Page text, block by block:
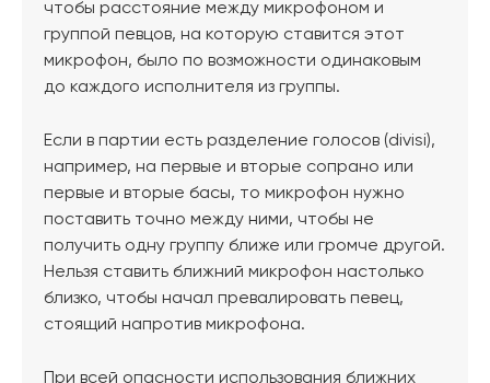
чтобы расстояние между микрофоном и
группой певцов, на которую ставится этот
микрофон, было по возможности одинаковым
до каждого исполнителя из группы.
Если в партии есть разделение голосов (divisi),
например, на первые и вторые сопрано или
первые и вторые басы, то микрофон нужно
поставить точно между ними, чтобы не
получить одну группу ближе или громче другой.
Нельзя ставить ближний микрофон настолько
близко, чтобы начал превалировать певец,
стоящий напротив микрофона.
При всей опасности использования ближних